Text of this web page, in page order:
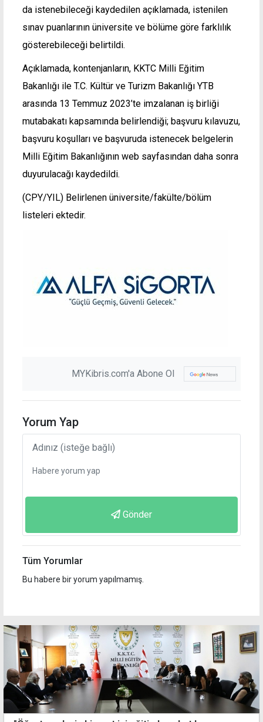
da istenebileceği kaydedilen açıklamada, istenilen
sınav puanlarının üniversite ve bölüme göre farklılık
gösterebileceği belirtildi.
Açıklamada, kontenjanların, KKTC Milli Eğitim
Bakanlığı ile T.C. Kültür ve Turizm Bakanlığı YTB
arasında 13 Temmuz 2023’te imzalanan iş birliği
mutabakatı kapsamında belirlendiği; başvuru kılavuzu,
başvuru koşulları ve başvuruda istenecek belgelerin
Milli Eğitim Bakanlığının web sayfasından daha sonra
duyurulacağı kaydedildi.
(CPY/YIL) Belirlenen üniversite/fakülte/bölüm
listeleri ektedir.
MYKibris.com'a Abone Ol
Yorum Yap
Gönder
Tüm Yorumlar
Bu habere bir yorum yapılmamış.